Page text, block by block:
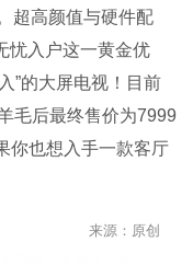
超高颜值与硬件配
忧入户这一黄金优
”的大屏电视！目前
毛后最终售价为7999
你也想入手一款客厅
来源：原创